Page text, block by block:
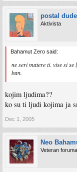
postal dude
Aktivista
Bahamut Zero said:
ne seri matere ti. vise si
ban.
kojim ljudima??
ko su ti ljudi kojima ja
Dec 1, 2005
Neo
Veteran foruma